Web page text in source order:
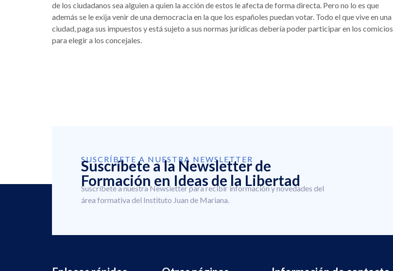
de los ciudadanos sea alguien a quien la acción de estos le afecta de forma directa. Pero no lo es que
además se le exija venir de una democracia en la que los españoles puedan votar. Todo el que vive en una
ciudad, paga sus impuestos y está sujeto a sus normas jurídicas debería poder participar en los comicios
para elegir a los concejales.
SUSCRÍBETE A NUESTRA NEWSLETTER
Suscríbete a la Newsletter de
Formación en Ideas de la Libertad
Suscríbete a nuestra Newsletter para recibir información y novedades del
área formativa del Instituto Juan de Mariana.